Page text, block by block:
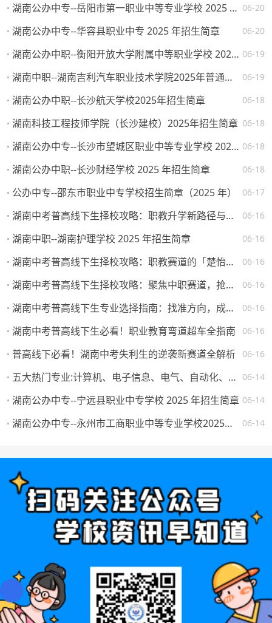
06-20
湖南公办中专--岳阳市第一职业中等专业学校 2025 年招生简章
06-20
湖南公办中专--华容县职业中专 2025 年招生简章
06-19
湖南公办中职--衡阳开放大学附属中等职业学校 2025 年招生简章
06-19
湖南中职--湖南吉利汽车职业技术学院2025年普通高校招生章程
06-18
湖南公办中职--长沙航天学校2025年招生简章
06-18
湖南科技工程技师学院（长沙建校）2025年招生简章
06-18
湖南公办中专--长沙市望城区职业中等专业学校 2025 年招生简章
06-18
湖南公办中职--长沙财经学校 2025 年招生简章
06-17
公办中专--邵东市职业中专学校招生简章（2025 年）
06-16
湖南中考普高线下生择校攻略：职教升学新路径与热门院校解析
06-16
湖南中职--湖南护理学校 2025 年招生简章
06-16
湖南中考普高线下生择校攻略：职教赛道的「楚怡」机遇与突围路径
06-16
湖南中考普高线下生择校攻略：聚焦中职赛道，抢占升学就业先机
06-16
湖南中考普高线下生专业选择指南：找准方向，成就未来
06-16
湖南中考普高线下生必看！职业教育弯道超车全指南
06-16
普高线下必看！湖南中考失利生的逆袭新赛道全解析
06-14
五大热门专业:计算机、电子信息、电气、自动化、机械。学校怎么选，将来就业如何？
06-14
湖南公办中专--宁远县职业中专学校 2025 年招生简章
06-14
湖南公办中专--永州市工商职业中等专业学校2025年一年级新生填报志愿须知